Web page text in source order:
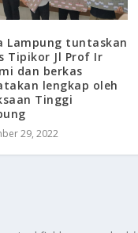
Lampung tuntaskan
Tipikor Jl Prof Ir
dan berkas
lengkap oleh
Tinggi
29, 2022